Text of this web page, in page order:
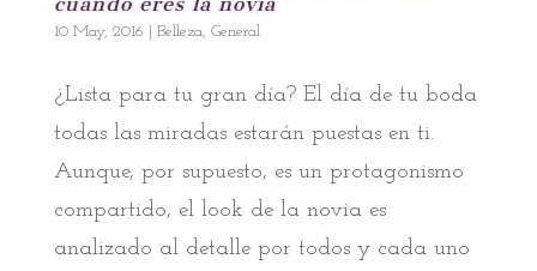
10 May, 2016 Belleza, General
¿Lista para tu gran día? El día de tu boda
todas las miradas estarán puestas en ti.
Aunque, por supuesto, es un protagonismo
compartido, el look de la novia es
analizado al detalle por todos y cada uno